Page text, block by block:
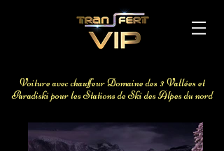
Voiture avec chauffeur Domaine des 3 Vallées et
Paradiski pour les Stations de Ski des Alpes du nord